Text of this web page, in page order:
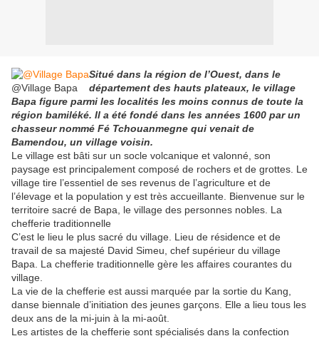
@Village Bapa
Situé dans la région de l’Ouest, dans le
département des hauts plateaux, le village
Bapa figure parmi les localités les moins connus de toute la
région bamiléké. Il a été fondé dans les années 1600 par un
chasseur nommé Fé Tchouanmegne qui venait de
Bamendou, un village voisin.
Le village est bâti sur un socle volcanique et valonné, son
paysage est principalement composé de rochers et de grottes. Le
village tire l’essentiel de ses revenus de l’agriculture et de
l’élevage et la population y est très accueillante. Bienvenue sur le
territoire sacré de Bapa, le village des personnes nobles. La
chefferie traditionnelle
C’est le lieu le plus sacré du village. Lieu de résidence et de
travail de sa majesté David Simeu, chef supérieur du village
Bapa. La chefferie traditionnelle gère les affaires courantes du
village.
La vie de la chefferie est aussi marquée par la sortie du Kang,
danse biennale d’initiation des jeunes garçons. Elle a lieu tous les
deux ans de la mi-juin à la mi-août.
Les artistes de la chefferie sont spécialisés dans la confection